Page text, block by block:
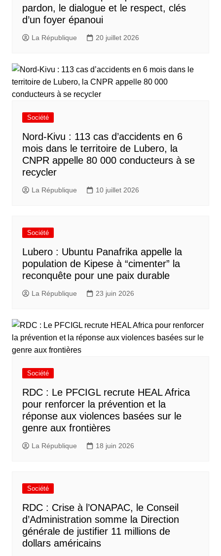
pardon, le dialogue et le respect, clés
d’un foyer épanoui
La République 20 juillet 2026
Société
Nord-Kivu : 113 cas d’accidents en 6
mois dans le territoire de Lubero, la
CNPR appelle 80 000 conducteurs à se
recycler
La République 10 juillet 2026
Société
Lubero : Ubuntu Panafrika appelle la
population de Kipese à “cimenter” la
reconquête pour une paix durable
La République 23 juin 2026
Société
RDC : Le PFCIGL recrute HEAL Africa
pour renforcer la prévention et la
réponse aux violences basées sur le
genre aux frontières
La République 18 juin 2026
Société
RDC : Crise à l’ONAPAC, le Conseil
d’Administration somme la Direction
générale de justifier 11 millions de
dollars américains